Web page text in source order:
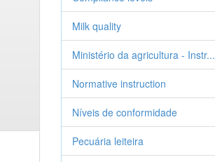
Milk quality
Ministério da agricultura - Instr...
Normative instruction
Níveis de conformidade
Pecuária leiteira